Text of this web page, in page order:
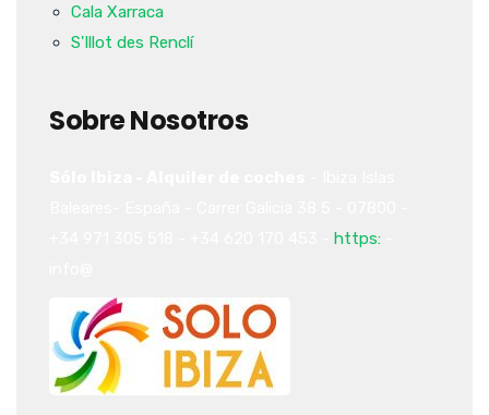
Cala Xarraca
S'Illot des Renclí
Sobre Nosotros
https: